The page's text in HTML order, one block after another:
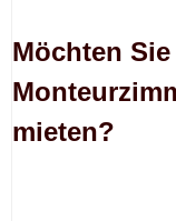
Möchten
mieten?